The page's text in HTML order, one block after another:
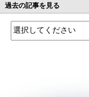
過去の記事を見る